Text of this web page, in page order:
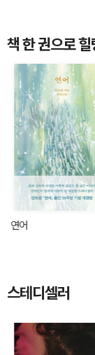
책 한 권으로 힐
연어
스테디셀러